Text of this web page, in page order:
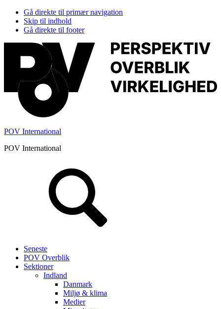
Gå direkte til primær navigation
Skip til indhold
Gå direkte til footer
POV International
POV International
Seneste
POV Overblik
Sektioner
Indland
Danmark
Miljø & klima
Medier